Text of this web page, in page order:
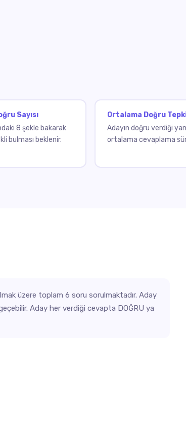
Sayısı
8 şekle bakarak
bulması beklenir.
Ortalama Doğru Tepki
Adayın doğru verdiği
ortalama cevaplama
üzere toplam 6 soru sorulmaktadır. Aday
Aday her verdiği cevapta DOĞRU ya